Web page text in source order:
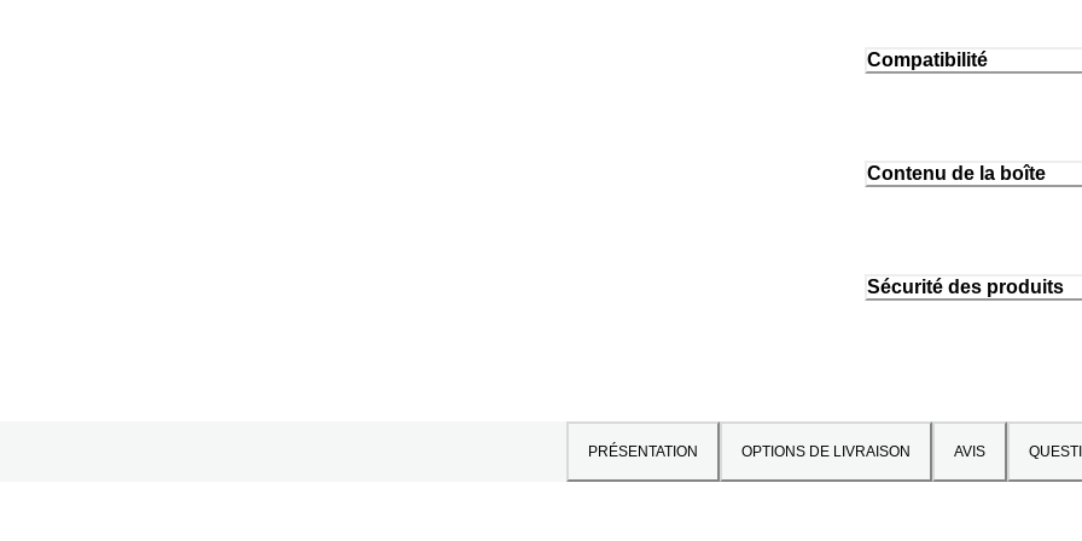
Compatibilité
Contenu de la boîte
Sécurité des produits
PRÉSENTATION OPTIONS DE LIVRAISON AVIS